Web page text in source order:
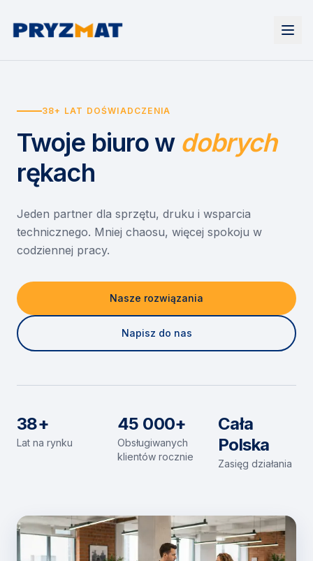
Urządzenia
Drukarki i urządzenia wielofunkcyjne
Etykiety i identyfikacja
Skanery i obieg dokumentów
Monitory interaktywne
Niszczarki dokumentów
Wynajem drukarek
Wynajem urządzeń biurowych
Asystent druku
EZD RP
Misja szkoła
Serwis
O nas
Kontakt
38+ LAT DOŚWIADCZENIA
Twoje biuro w dobrych
rękach
Jeden partner dla sprzętu, druku i wsparcia
technicznego. Mniej chaosu, więcej spokoju w
codziennej pracy.
Nasze rozwiązania
Napisz do nas
38+
Lat na rynku
45 000+
Obsługiwanych
klientów rocznie
Cała
Polska
Zasięg działania